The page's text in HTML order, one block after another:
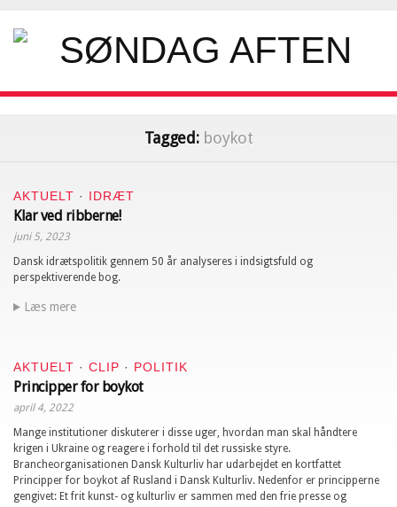
Tagged: boykot
AKTUELT · IDRÆT
Klar ved ribberne!
juni 5, 2023
Dansk idrætspolitik gennem 50 år analyseres i indsigtsfuld og
perspektiverende bog.
Læs mere
AKTUELT · CLIP · POLITIK
Principper for boykot
april 4, 2022
Mange institutioner diskuterer i disse uger, hvordan man skal håndtere
krigen i Ukraine og reagere i forhold til det russiske styre.
Brancheorganisationen Dansk Kulturliv har udarbejdet en kortfattet
Principper for boykot af Rusland i Dansk Kulturliv. Nedenfor er principperne
gengivet: Et frit kunst- og kulturliv er sammen med den frie presse og